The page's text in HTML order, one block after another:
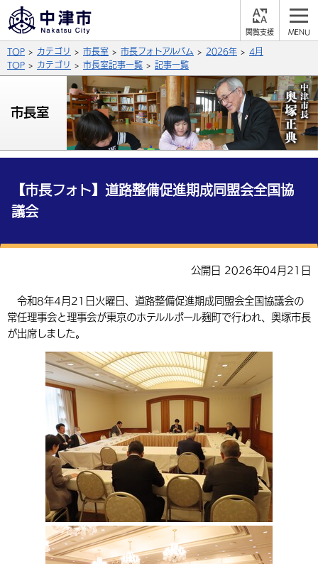
支
背景色
青 白
文字の大きさ
拡大 標準 縮小
英語（English） 中国語（簡体字）
組織案内
公式SNS
X (Twitter) YouTube
サイト内検索
総合メニュー
くらしの情報
届出・登録・証明 保険・年金
健康・予防
税金 住宅・インフラ
環境・衛生
外国人の方向け情報
事業者の方へ
産業・雇用
農林水産業 税金
都市整備
施設情報 子どもを預ける
手当・助成
相談・支援・情報 計画・施策
観光・移住
観光なび
遊ぶ・体験する グルメ・食べる
買う・おみやげ 四季のイベント・祭り
移住・定住
市政情報
中津市について 市役所の紹介
地方創生・地域活性化 広報・広聴
行政・計画
TOP カテゴリ 市長室 市長フォトアルバム 2026年
4月
TOP
カテゴリ 市長室記事一覧 記事一覧
市長室
【市長フォト】道路整備促進期成同盟会全国協
議会
公開日 2026年04月21日
令和8年4月21日火曜日、道路整備促進期成同盟会全国協議会の
常任理事会と理事会が東京のホテルルポール麹町で行われ、奥塚市長
が出席しました。